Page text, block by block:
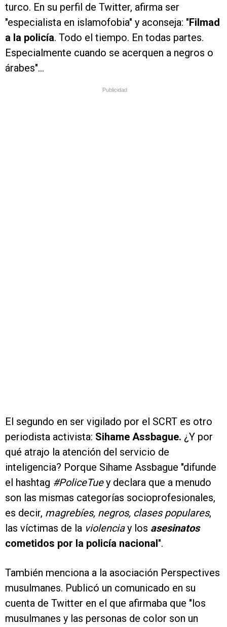
turco. En su perfil de Twitter, afirma ser
"especialista en islamofobia" y aconseja: "Filmad
a la policía. Todo el tiempo. En todas partes.
Especialmente cuando se acerquen a negros o
árabes"...
Publicidad
El segundo en ser vigilado por el SCRT es otro
periodista activista: Sihame Assbague. ¿Y por
qué atrajo la atención del servicio de
inteligencia? Porque Sihame Assbague "difunde
el hashtag #PoliceTuey declara que a menudo
son las mismas categorías socioprofesionales,
es decir, magrebíes, negros, clases populares,
las víctimas de la violenciay los asesinatos
cometidos por la policía nacional ".
También menciona a la asociación Perspectives
musulmanes. Publicó un comunicado en su
cuenta de Twitter en el que afirmaba que "los
musulmanes y las personas de color son un